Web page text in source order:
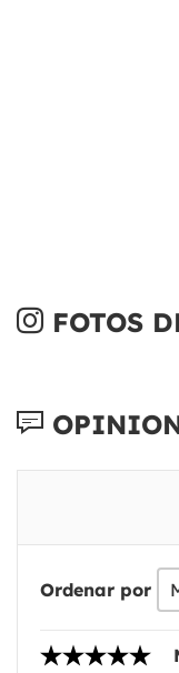
FOTOS
Ordenar por